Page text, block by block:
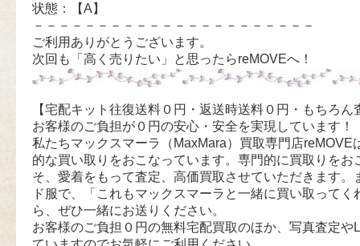
状態：【A】
－－－－－－－－－－－－－－－－－－－－－－
ご利用ありがとうございます。
次回も「高く売りたい」と思ったらreMOVEへ！
【宅配キット往復送料０円・返送時送料０円・もちろん
お客様のご負担が０円の安心・安全を実現しています！
私たちマックスマーラ（MaxMara）買取専門店reMOVE
的な買い取りをおこなっています。専門的に買取りをお
そ、愛着をもって査定、高価買取させていただきます。
ド服で、「これもマックスマーラと一緒に買い取ってく
ら、ぜひ一緒にお送りください。
お客様のご負担０円の無料宅配買取のほか、写真査定や